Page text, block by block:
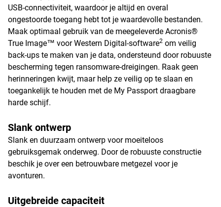
USB-connectiviteit, waardoor je altijd en overal
ongestoorde toegang hebt tot je waardevolle bestanden.
Maak optimaal gebruik van de meegeleverde Acronis®
True Image™ voor Western Digital-software2 om veilig
back-ups te maken van je data, ondersteund door robuuste
bescherming tegen ransomware-dreigingen. Raak geen
herinneringen kwijt, maar help ze veilig op te slaan en
toegankelijk te houden met de My Passport draagbare
harde schijf.
Slank ontwerp
Slank en duurzaam ontwerp voor moeiteloos
gebruiksgemak onderweg. Door de robuuste constructie
beschik je over een betrouwbare metgezel voor je
avonturen.
Uitgebreide capaciteit